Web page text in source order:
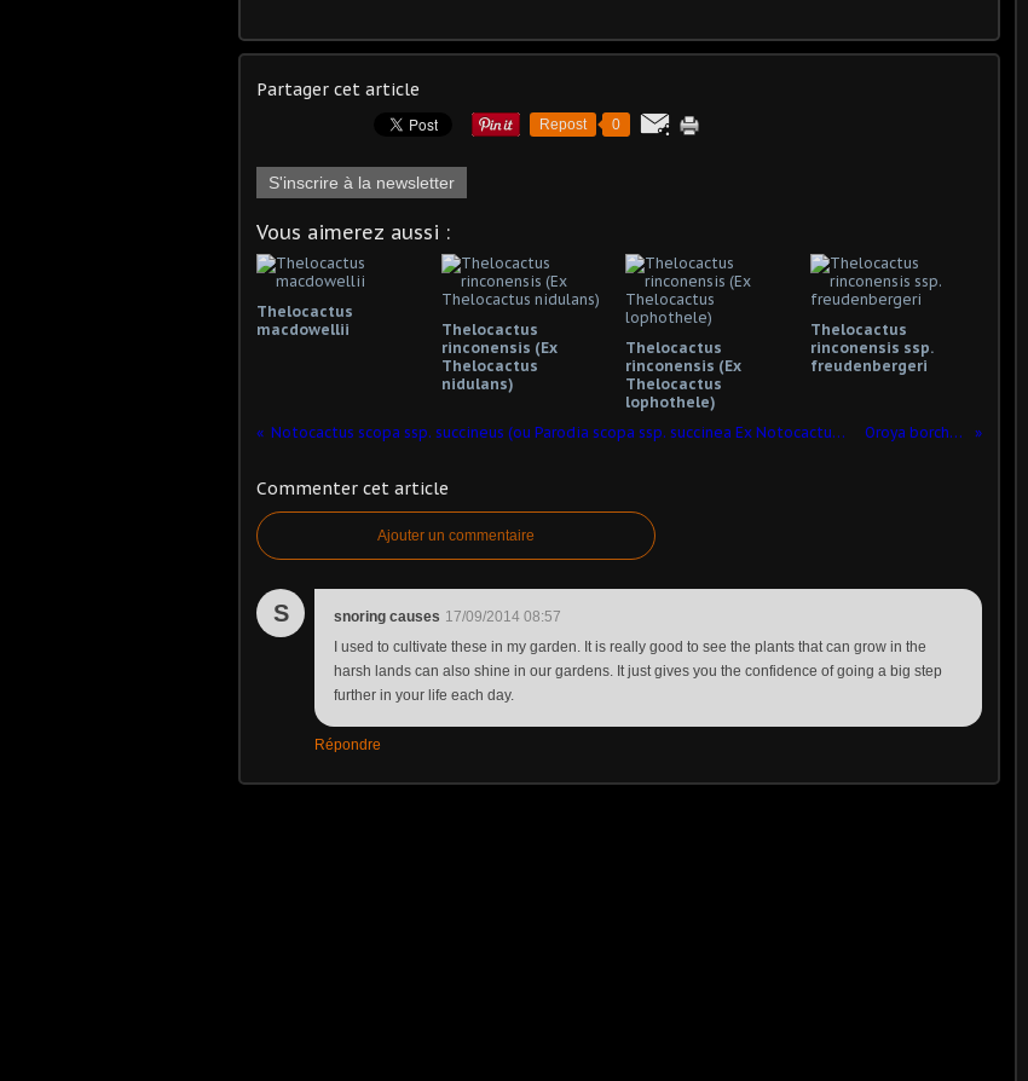
Partager cet article
Repost 0
S'inscrire à la newsletter
Vous aimerez aussi :
Thelocactus
macdowellii
Thelocactus
rinconensis (Ex
Thelocactus
nidulans)
Thelocactus
rinconensis (Ex
Thelocactus
lophothele)
Thelocactus
rinconensis ssp.
freudenbergeri
Notocactus scopa ssp. succineus (ou Parodia scopa ssp. succinea Ex Notocactus succineus) Oroya borchersii
Commenter cet article
Ajouter un commentaire
S snoring causes 17/09/2014 08:57
I used to cultivate these in my garden. It is really good to see the plants that can grow in the
harsh lands can also shine in our gardens. It just gives you the confidence of going a big step
further in your life each day.
Répondre